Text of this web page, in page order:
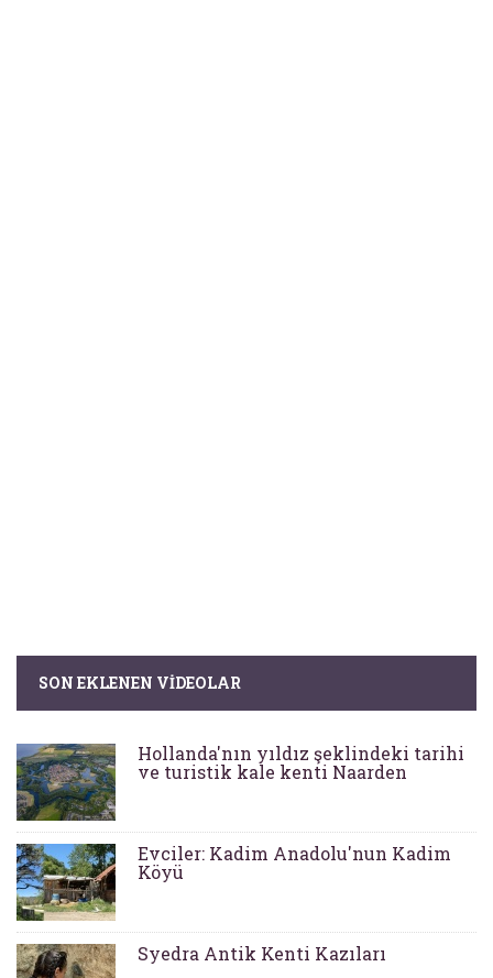
SON EKLENEN VIDEOLAR
Hollanda'nın yıldız şeklindeki tarihi
ve turistik kale kenti Naarden
Evciler: Kadim Anadolu'nun Kadim
Köyü
Syedra Antik Kenti Kazıları